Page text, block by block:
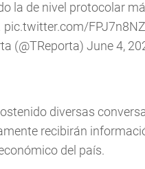
la de nivel protocolar
pic.twitter.com/
(@TReporta) June 4,
diversas
recibirán
del país.